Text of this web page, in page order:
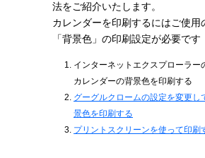
法をご紹介いたします。
カレンダーを印刷するにはご使用
「背景色」の印刷設定が必要です
インターネットエクスプローラー
カレンダーの背景色を印刷する
グーグルクロームの設定を変更し
景色を印刷する
プリントスクリーンを使って印刷